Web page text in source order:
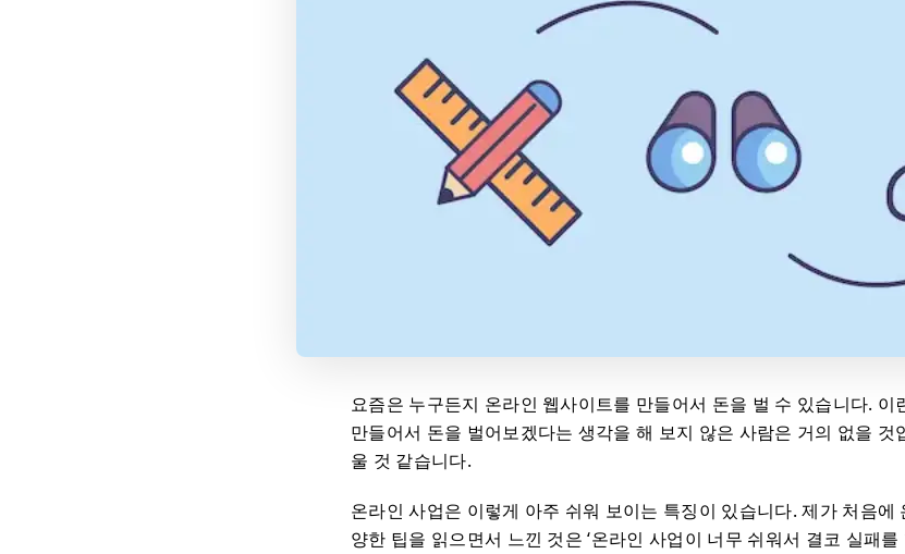
요즘은 누구든지 온라인 웹사이트를 만들어서 돈을 벌 수 있습니다. 이
만들어서 돈을 벌어보겠다는 생각을 해 보지 않은 사람은 거의 없을 것
울 것 같습니다.
온라인 사업은 이렇게 아주 쉬워 보이는 특징이 있습니다. 제가 처음에
양한 팁을 읽으면서 느낀 것은 ‘온라인 사업이 너무 쉬워서 결코 실패를